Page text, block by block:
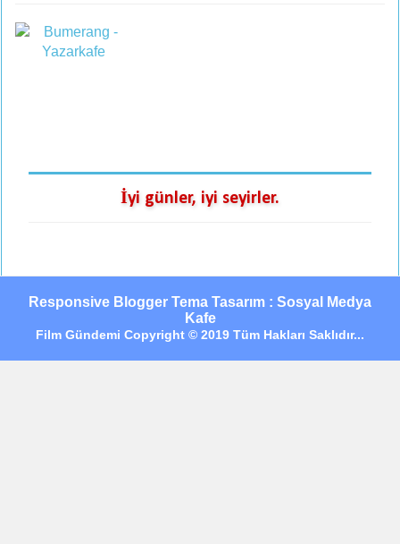
İyi günler, iyi seyirler.
Responsive Blogger Tema Tasarım : Sosyal Medya
Kafe
Film Gündemi Copyright © 2019 Tüm Hakları Saklıdır...